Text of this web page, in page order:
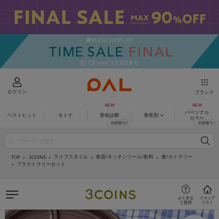
ログイン ブランド
ベストヒット オトナ 骨格診断 身長別
パーソナル
カラー
TOP 3COINS ライフスタイル 食器/キッチンツール/飲料
箸/カトラリー
プラカトラリーセット